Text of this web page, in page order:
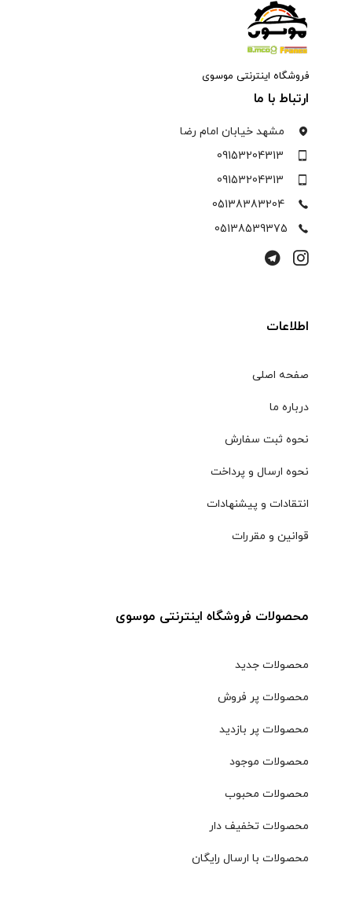
فروشگاه اینترنتی موسوی
ارتباط با ما
مشهد خیابان امام رضا
09153204313
09153204313
05138383204
05138539375
اطلاعات
صفحه اصلی
درباره ما
نحوه ثبت سفارش
نحوه ارسال و پرداخت
انتقادات و پیشنهادات
قوانین و مقررات
محصولات فروشگاه اینترنتی موسوی
محصولات جدید
محصولات پر فروش
محصولات پر بازدید
محصولات موجود
محصولات محبوب
محصولات تخفیف دار
محصولات با ارسال رایگان